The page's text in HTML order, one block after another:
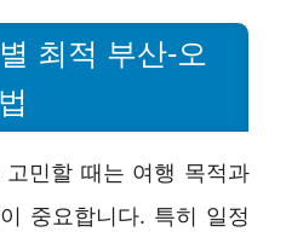
최적 부산-오
민할 때는 여행 목적과
중요합니다. 특히 일정